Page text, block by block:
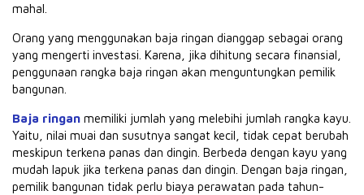
mahal.
Orang yang menggunakan baja ringan dianggap sebagai orang
yang mengerti investasi. Karena, jika dihitung secara finansial,
penggunaan rangka baja ringan akan menguntungkan pemilik
bangunan.
Baja ringan memiliki jumlah yang melebihi jumlah rangka kayu.
Yaitu, nilai muai dan susutnya sangat kecil, tidak cepat berubah
meskipun terkena panas dan dingin. Berbeda dengan kayu yang
mudah lapuk jika terkena panas dan dingin. Dengan baja ringan,
pemilik bangunan tidak perlu biaya perawatan pada tahun-